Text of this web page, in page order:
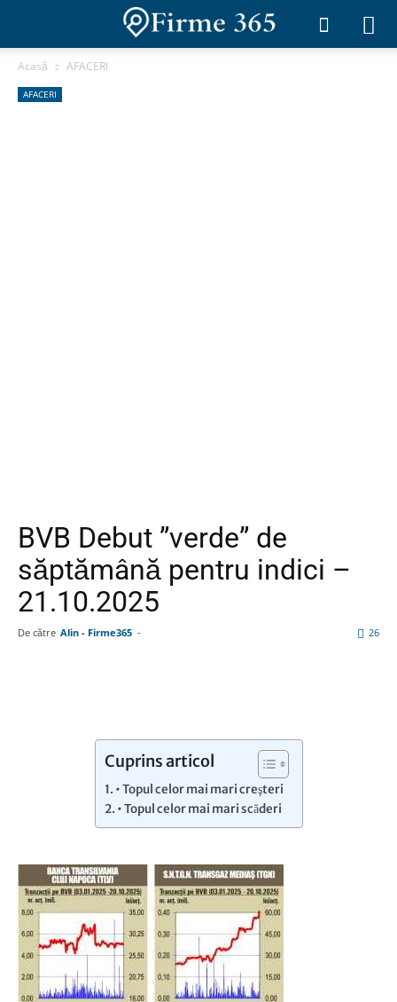
Acasă AFACERI
AFACERI
BVB Debut ”verde” de
săptămână pentru indici –
21.10.2025
De către Alin - Firme365 - 26
Cuprins articol
• Topul celor mai mari creşteri
• Topul celor mai mari scăderi